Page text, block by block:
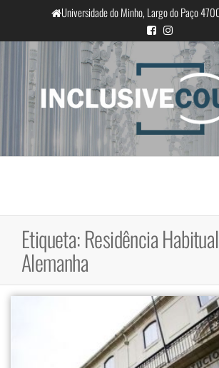
o
conteúdo
Universidade do Minho, Largo do Paço
InclusiveCourts
Igualdade e
prática judicial
Etiqueta:Residência
Alemanha